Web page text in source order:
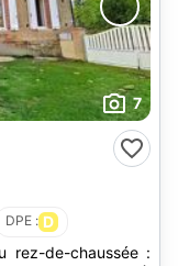
7
DPE : D
rez-de-chaussée :